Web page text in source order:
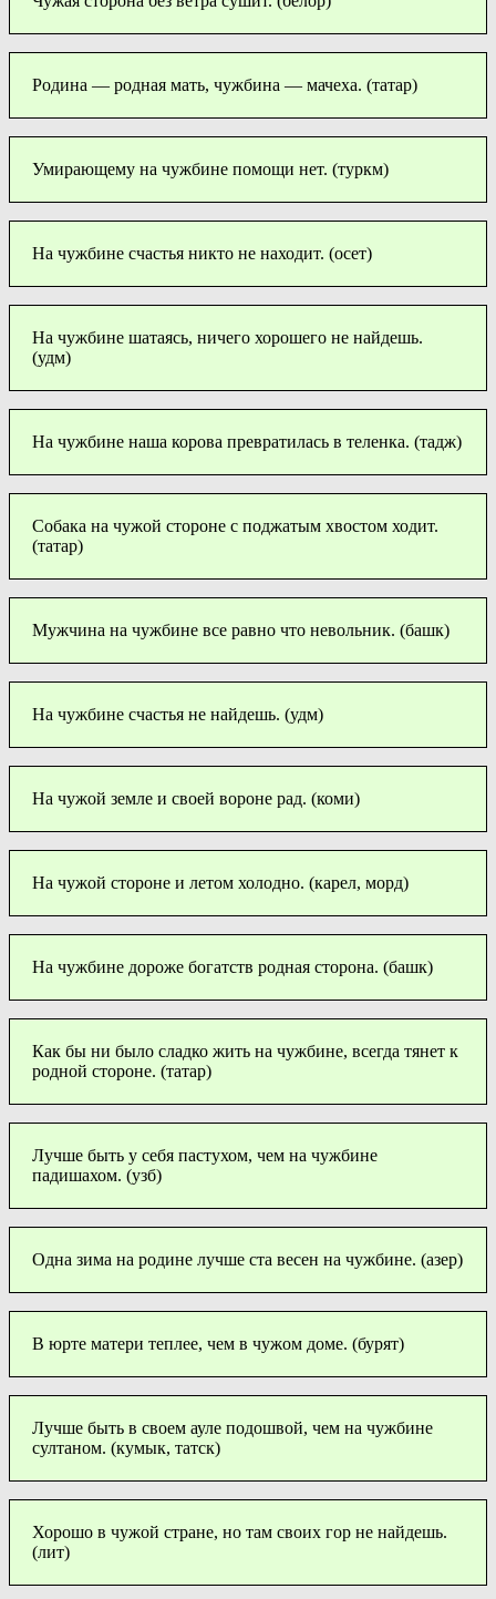
Родина — родная мать, чужбина — мачеха. (татар)
Умирающему на чужбине помощи нет. (туркм)
На чужбине счастья никто не находит. (осет)
На чужбине шатаясь, ничего хорошего не найдешь.
(удм)
На чужбине наша корова превратилась в теленка. (тадж)
Собака на чужой стороне с поджатым хвостом ходит.
(татар)
Мужчина на чужбине все равно что невольник. (башк)
На чужбине счастья не найдешь. (удм)
На чужой земле и своей вороне рад. (коми)
На чужой стороне и летом холодно. (карел, морд)
На чужбине дороже богатств родная сторона. (башк)
Как бы ни было сладко жить на чужбине, всегда тянет к
родной стороне. (татар)
Лучше быть у себя пастухом, чем на чужбине
падишахом. (узб)
Одна зима на родине лучше ста весен на чужбине. (азер)
В юрте матери теплее, чем в чужом доме. (бурят)
Лучше быть в своем ауле подошвой, чем на чужбине
султаном. (кумык, татск)
Хорошо в чужой стране, но там своих гор не найдешь.
(лит)